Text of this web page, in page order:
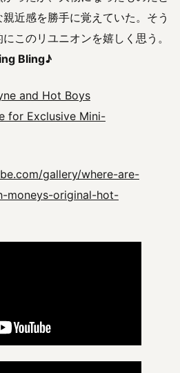
近感を勝手に覚えていた。そう
このリユニオンを嬉しく思う。
Bling♪
and Hot Boys
for Exclusive Mini-
gallery/where-are-
moneys-original-hot-